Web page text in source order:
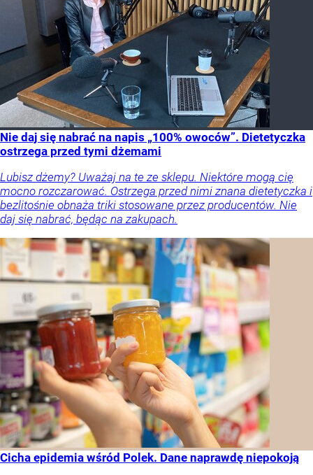
Nie daj się nabrać na napis „100% owoców”. Dietetyczka
ostrzega przed tymi dżemami
Lubisz dżemy? Uważaj na te ze sklepu. Niektóre mogą cię
mocno rozczarować. Ostrzega przed nimi znana dietetyczka i
bezlitośnie obnaża triki stosowane przez producentów. Nie
daj się nabrać, będąc na zakupach.
Cicha epidemia wśród Polek. Dane naprawdę niepokoją